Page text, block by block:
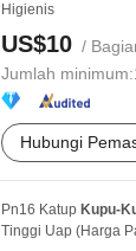
Higienis
US$10 /
Jumlah minimum:
Hubungi
Pn16 Katup Kupu-
Tinggi Uap (Harga